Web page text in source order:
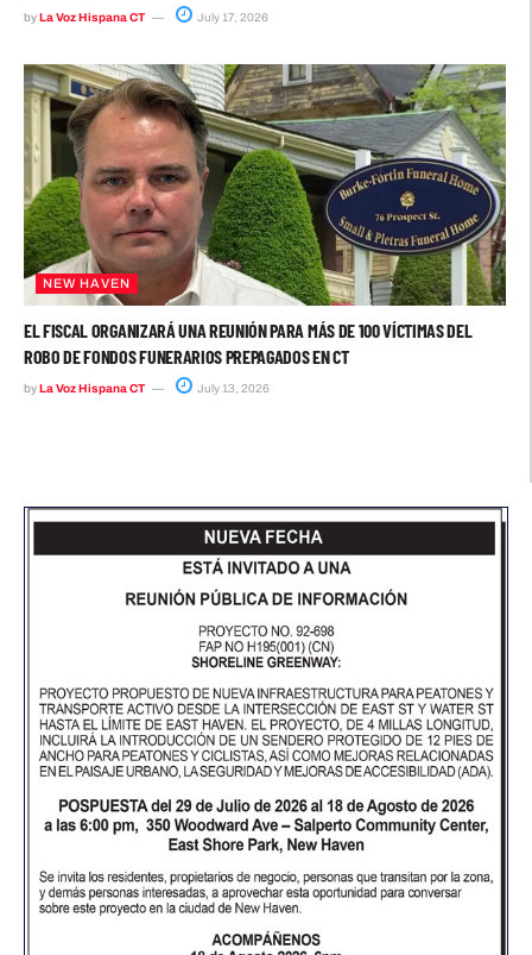
byLa Voz Hispana CT July 17, 2026
NEW HAVEN
EL FISCAL ORGANIZARÁ UNA REUNIÓN PARA MÁS DE 100 VÍCTIMAS DEL
ROBO DE FONDOS FUNERARIOS PREPAGADOS EN CT
byLa Voz Hispana CT July 13, 2026